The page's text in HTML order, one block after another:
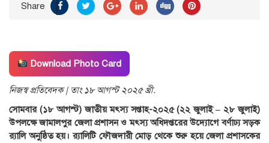
Share
Download Photo Card
নিজস্ব প্রতিবেদক | তাং ১৮ আগস্ট ২০২৫ খ্রী.
সোমবার (১৮ আগস্ট) জাতীয় মৎস্য সপ্তাহ-২০২৫ (২২ জুলাই – ২৮ জুলাই)
উপলক্ষে জামালপুর জেলা প্রশাসন ও মৎস্য অধিদপ্তরের উদ্যোগে বর্ণাঢ্য সড়ক
র‍্যালি অনুষ্ঠিত হয়। র‍্যালিটি ফৌজদারী মোড় থেকে শুরু হয়ে জেলা প্রশাসকের